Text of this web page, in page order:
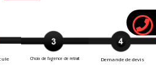
Choix de l’agence de retrait Demande de devis